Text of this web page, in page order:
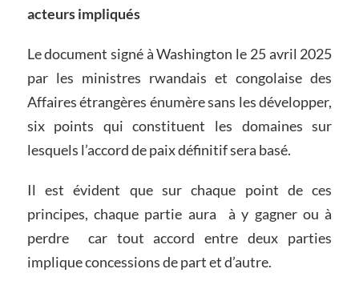
acteurs impliqués
Le document signé à Washington le 25 avril 2025
par les ministres rwandais et congolaise des
Affaires étrangères énumère sans les développer,
six points qui constituent les domaines sur
lesquels l’accord de paix définitif sera basé.
Il est évident que sur chaque point de ces
principes, chaque partie aura à y gagner ou à
perdre car tout accord entre deux parties
implique concessions de part et d’autre.